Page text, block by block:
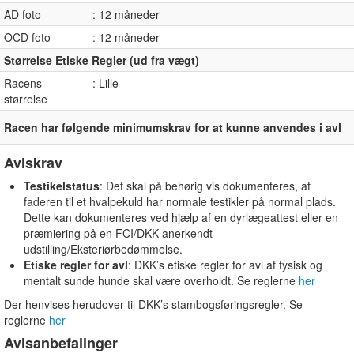
AD foto
: 12 måneder
OCD foto
: 12 måneder
Størrelse Etiske Regler (ud fra vægt)
Racens
størrelse
: Lille
Racen har følgende minimumskrav for at kunne anvendes i avl
Avlskrav
Testikelstatus: Det skal på behørig vis dokumenteres, at
faderen til et hvalpekuld har normale testikler på normal plads.
Dette kan dokumenteres ved hjælp af en dyrlægeattest eller en
præmiering på en FCI/DKK anerkendt
udstilling/Eksteriørbedømmelse.
Etiske regler for avl: DKK’s etiske regler for avl af fysisk og
mentalt sunde hunde skal være overholdt. Se reglerne her
Der henvises herudover til DKK’s stambogsføringsregler. Se
reglerne her
Avlsanbefalinger